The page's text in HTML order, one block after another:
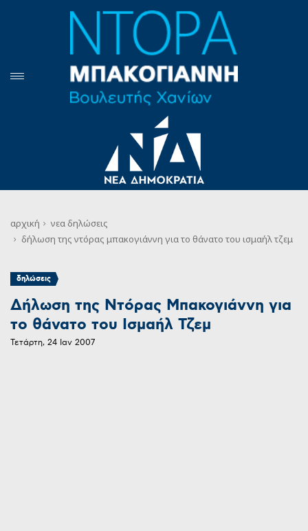
αρχική νεα δηλώσεις
δήλωση της ντόρας μπακογιάννη για το θάνατο του ισμαήλ τζεμ
δηλώσεις
Δήλωση της Ντόρας Μπακογιάννη για
το θάνατο του Ισμαήλ Τζεμ
Τετάρτη, 24 Ιαν 2007